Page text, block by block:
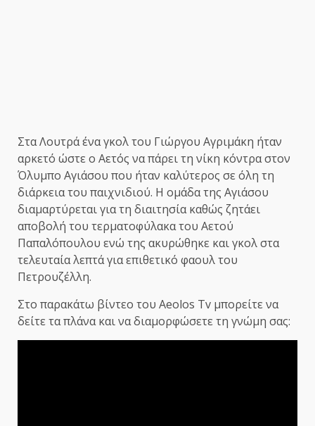
Στα Λουτρά ένα γκολ του Γιώργου Αγριμάκη ήταν
αρκετό ώστε ο Αετός να πάρει τη νίκη κόντρα στον
Όλυμπο Αγιάσου που ήταν καλύτερος σε όλη τη
διάρκεια του παιχνιδιού. Η ομάδα της Αγιάσου
διαμαρτύρεται για τη διαιτησία καθώς ζητάει
αποβολή του τερματοφύλακα του Αετού
Παπαλόπουλου ενώ της ακυρώθηκε και γκολ στα
τελευταία λεπτά για επιθετικό φαουλ του
Πετρουζέλλη.
Στο παρακάτω βίντεο του Aeolos Tv μπορείτε να
δείτε τα πλάνα και να διαμορφώσετε τη γνώμη σας: